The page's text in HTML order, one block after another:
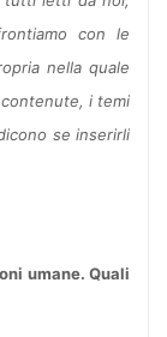
con le
nella quale
i temi
se inserirli
umane. Quali